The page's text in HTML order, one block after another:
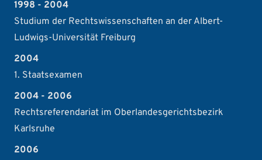
1998 - 2004
Studium der Rechtswissenschaften an der Albert-
Ludwigs-Universität Freiburg
2004
1. Staatsexamen
2004 - 2006
Rechtsreferendariat im Oberlandesgerichtsbezirk
Karlsruhe
2006